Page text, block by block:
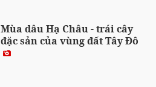
Mùa dâu Hạ Châu - trái cây
đặc sản của vùng đất Tây Đô